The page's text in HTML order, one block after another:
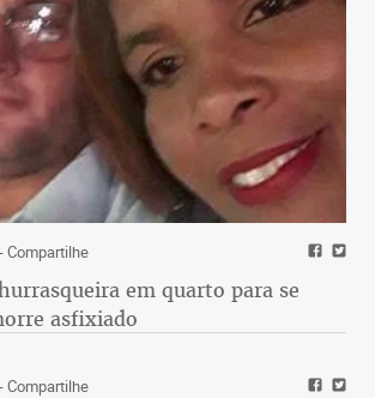
- Compartilhe
em quarto para se
asfixiado
- Compartilhe